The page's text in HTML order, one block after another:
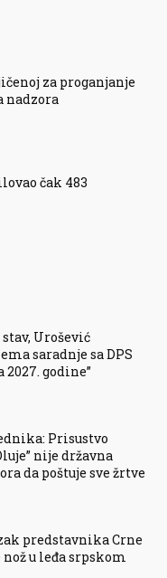
za proganjanje
nadzora
čak 483
Urošević
saradnje sa DPS
godine”
Prisustvo
nije državna
da poštuje sve žrtve
predstavnika Crne
nož u leđa srpskom